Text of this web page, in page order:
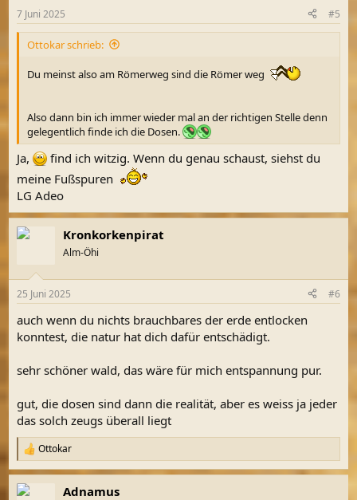
e
n
7 Juni 2025 #5
Ottokar schrieb:
Du meinst also am Römerweg sind die Römer weg
Also dann bin ich immer wieder mal an der richtigen Stelle denn
gelegentlich finde ich die Dosen.
Ja,
find ich witzig. Wenn du genau schaust, siehst du
meine Fußspuren
LG Adeo
Kronkorkenpirat
Alm-Öhi
25 Juni 2025 #6
auch wenn du nichts brauchbares der erde entlocken
konntest, die natur hat dich dafür entschädigt.
sehr schöner wald, das wäre für mich entspannung pur.
gut, die dosen sind dann die realität, aber es weiss ja jeder
das solch zeugs überall liegt
R
e
a
k
Ottokar
Adnamus